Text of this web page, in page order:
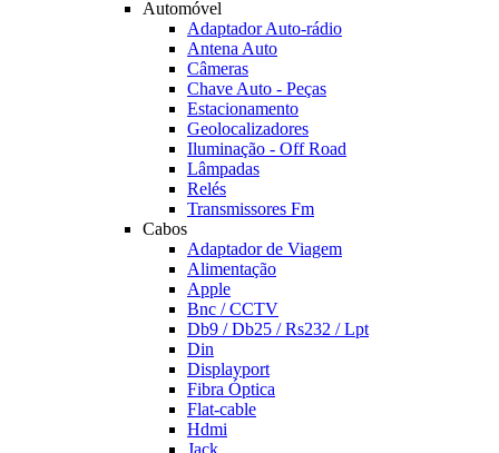
Automóvel
Adaptador Auto-rádio
Antena Auto
Câmeras
Chave Auto - Peças
Estacionamento
Geolocalizadores
Iluminação - Off Road
Lâmpadas
Relés
Transmissores Fm
Cabos
Adaptador de Viagem
Alimentação
Apple
Bnc / CCTV
Db9 / Db25 / Rs232 / Lpt
Din
Displayport
Fibra Óptica
Flat-cable
Hdmi
Jack